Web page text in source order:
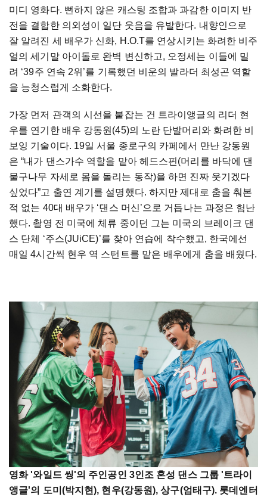
미디 영화다. 뻔하지 않은 캐스팅 조합과 과감한 이미지 반
전을 결합한 의외성이 일단 웃음을 유발한다. 내향인으로
잘 알려진 세 배우가 신화, H.O.T를 연상시키는 화려한 비주
얼의 세기말 아이돌로 완벽 변신하고, 오정세는 이들에 밀
려 ‘39주 연속 2위’를 기록했던 비운의 발라더 최성곤 역할
을 능청스럽게 소화한다.
가장 먼저 관객의 시선을 붙잡는 건 트라이앵글의 리더 현
우를 연기한 배우 강동원(45)의 노란 단발머리와 화려한 비
보잉 기술이다. 19일 서울 종로구의 카페에서 만난 강동원
은 “내가 댄스가수 역할을 맡아 헤드스핀(머리를 바닥에 댄
물구나무 자세로 몸을 돌리는 동작)을 하면 진짜 웃기겠다
싶었다”고 출연 계기를 설명했다. 하지만 제대로 춤을 춰본
적 없는 40대 배우가 ‘댄스 머신’으로 거듭나는 과정은 험난
했다. 촬영 전 미국에 체류 중이던 그는 미국의 브레이크 댄
스 단체 ‘주스(JUiCE)’를 찾아 연습에 착수했고, 한국에선
매일 4시간씩 현우 역 스턴트를 맡은 배우에게 춤을 배웠다.
영화 '와일드 씽'의 주인공인 3인조 혼성 댄스 그룹 '트라이
앵글'의 도미(박지현), 현우(강동원), 상구(엄태구). 롯데엔터